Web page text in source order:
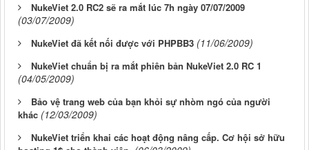
NukeViet 2.0 RC2 sẽ ra mắt lúc 7h ngày 07/07/2009
(03/07/2009)
NukeViet đã kết nối được với PHPBB3 (11/06/2009)
NukeViet chuẩn bị ra mắt phiên bản NukeViet 2.0 RC 1
(04/05/2009)
Bảo vệ trang web của bạn khỏi sự nhòm ngó của người
khác (12/03/2009)
NukeViet triển khai các hoạt động nâng cấp. Cơ hội sở hữu